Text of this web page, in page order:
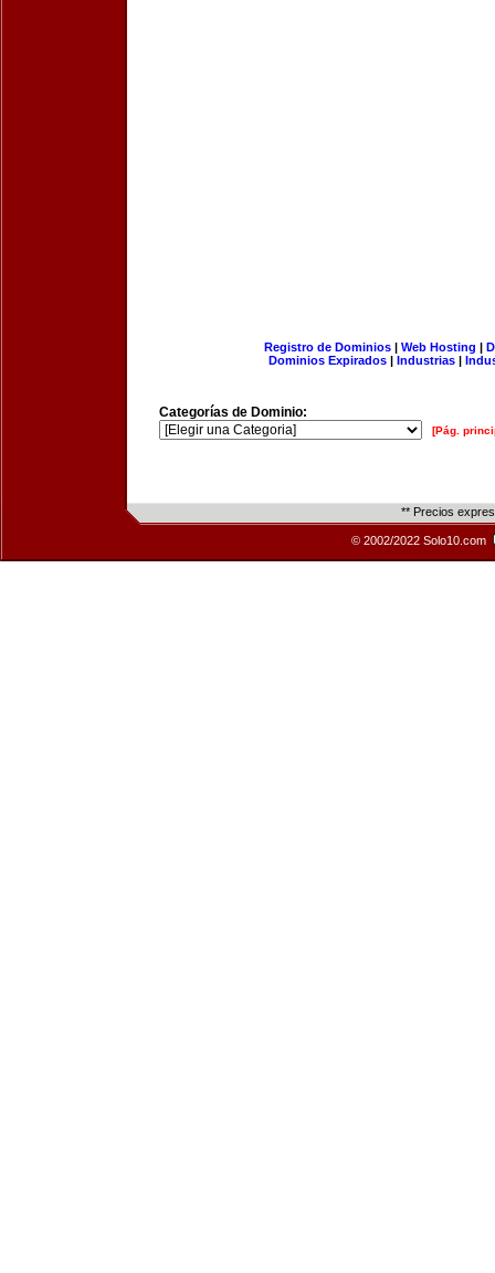
Registro de Dominios| Web Hosting |
Dominios Expirados | Industrias |
Categorías de Dominio:
[Pág.
** Precios
© 2002/2022 Solo10.com